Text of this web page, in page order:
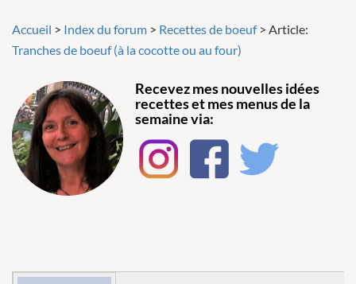
Accueil > Index du forum > Recettes de boeuf> Article:
Tranches de boeuf (à la cocotte ou au four)
Recevez mes nouvelles idées
recettes et mes menus de la
semaine via: